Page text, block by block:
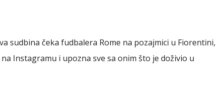
sudbina čeka fudbalera Rome na pozajmici u Fiorentini,
Instagramu i upozna sve sa onim što je doživio u